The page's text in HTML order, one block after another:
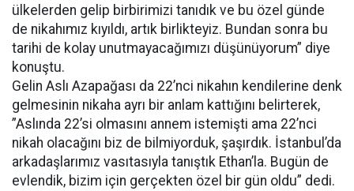
ülkelerden gelip birbirimizi tanıdık ve bu özel günde
de nikahımız kıyıldı, artık birlikteyiz. Bundan sonra bu
tarihi de kolay unutmayacağımızı düşünüyorum” diye
konuştu.
Gelin Aslı Azapağası da 22’nci nikahın kendilerine denk
gelmesinin nikaha ayrı bir anlam kattığını belirterek,
”Aslında 22’si olmasını annem istemişti ama 22’nci
nikah olacağını biz de bilmiyorduk, şaşırdık. İstanbul’da
arkadaşlarımız vasıtasıyla tanıştık Ethan’la. Bugün de
evlendik, bizim için gerçekten özel bir gün oldu” dedi.